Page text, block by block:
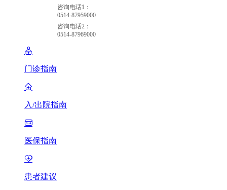
咨询电话1：
0514-87959000
咨询电话2：
0514-87969000
门诊指南
入/出院指南
医保指南
患者建议